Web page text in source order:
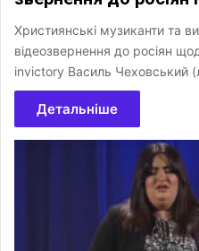
Християнські музиканти та
відеозвернення до росіян
invictory Василь Чеховський
Детальніше